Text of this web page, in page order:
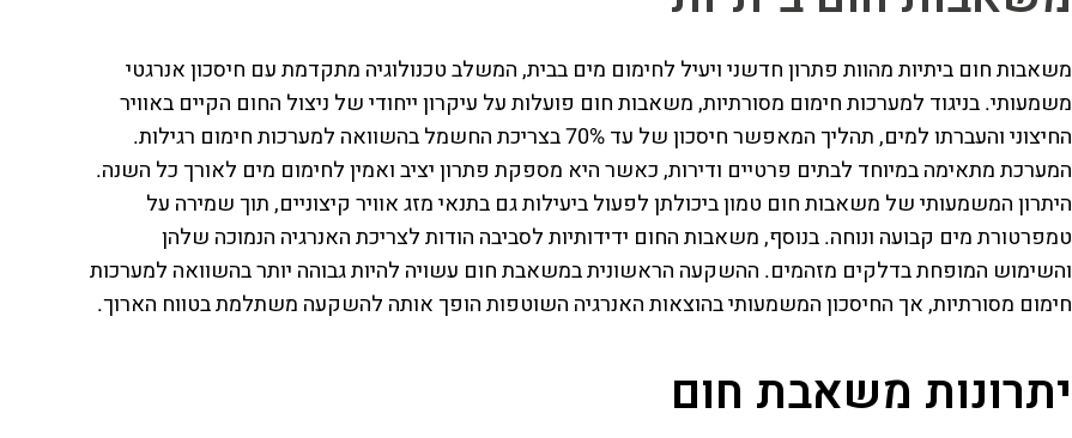
משאבות חום ביתיות מהוות פתרון חדשני ויעיל לחימום מים בבית, המשלב טכנולוגיה מתקדמת עם חיסכון אנרגטי
משמעותי. בניגוד למערכות חימום מסורתיות, משאבות חום פועלות על עיקרון ייחודי של ניצול החום הקיים באוויר
החיצוני והעברתו למים, תהליך המאפשר חיסכון של עד 70% בצריכת החשמל בהשוואה למערכות חימום רגילות.
המערכת מתאימה במיוחד לבתים פרטיים ודירות, כאשר היא מספקת פתרון יציב ואמין לחימום מים לאורך כל השנה.
היתרון המשמעותי של משאבות חום טמון ביכולתן לפעול ביעילות גם בתנאי מזג אוויר קיצוניים, תוך שמירה על
טמפרטורת מים קבועה ונוחה. בנוסף, משאבות החום ידידותיות לסביבה הודות לצריכת האנרגיה הנמוכה שלהן
והשימוש המופחת בדלקים מזהמים. ההשקעה הראשונית במשאבת חום עשויה להיות גבוהה יותר בהשוואה למערכות
חימום מסורתיות, אך החיסכון המשמעותי בהוצאות האנרגיה השוטפות הופך אותה להשקעה משתלמת בטווח הארוך.
יתרונות משאבת חום